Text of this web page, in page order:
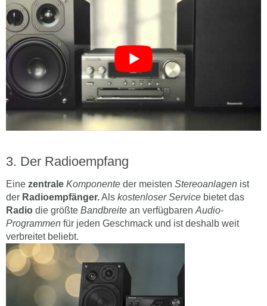
Der Radioempfang
Eine zentrale Komponente der meisten Stereoanlagen ist
der Radioempfänger.Als kostenloser Service bietet das
Radio die größte Bandbreite an verfügbaren Audio-
Programmen für jeden Geschmack und ist deshalb weit
verbreitet beliebt.